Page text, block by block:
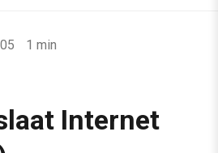
1 min
Internet